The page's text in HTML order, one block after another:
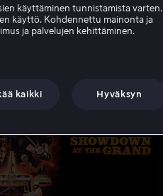
käyttäminen tunnistamista varten.
käyttö. Kohdennettu mainonta ja
ja palvelujen kehittäminen.
kaikki Hyväksyn